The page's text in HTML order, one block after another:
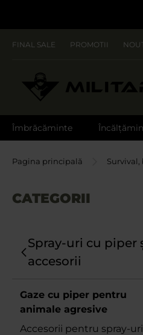
FINAL SALE PROMOTII
Îmbrăcăminte
Pagina principală
CATEGORII
Spray-uri cu piper
accesorii
Gaze cu piper pentru
animale agresive
Accesorii pentru spray-uri